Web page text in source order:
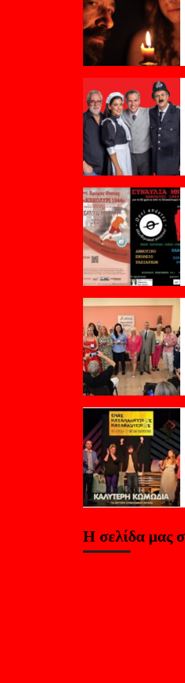
Η σελίδα μας